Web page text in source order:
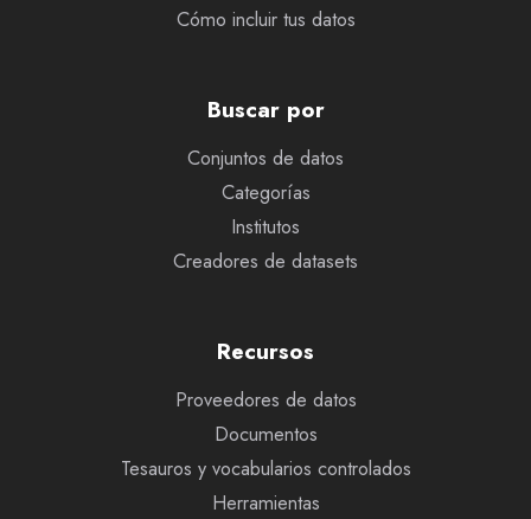
Cómo incluir tus datos
Buscar por
Conjuntos de datos
Categorías
Institutos
Creadores de datasets
Recursos
Proveedores de datos
Documentos
Tesauros y vocabularios controlados
Herramientas